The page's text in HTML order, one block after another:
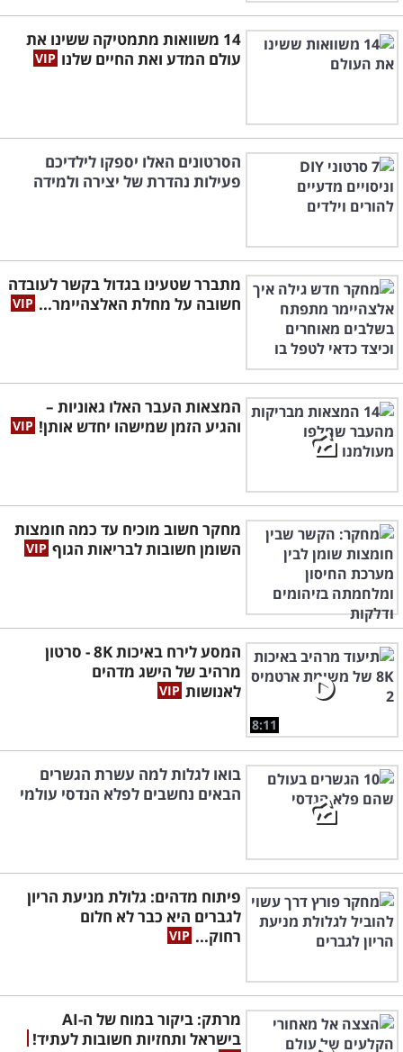
14 משוואות מתמטיקה ששינו את
עולם המדע ואת החיים שלנו
הסרטונים האלו יספקו לילדיכם
פעילות נהדרת של יצירה ולמידה
מתברר שטעינו בגדול בקשר לעובדה
חשובה על מחלת האלצהיימר...
המצאות העבר האלו גאוניות –
והגיע הזמן שמישהו יחדש אותן!
מחקר חשוב מוכיח עד כמה חומצות
השומן חשובות לבריאות הגוף
8:11
המסע לירח באיכות 8K - סרטון
מרהיב של הישג מדהים
לאנושות
בואו לגלות למה עשרת הגשרים
הבאים נחשבים לפלא הנדסי עולמי
פיתוח מדהים: גלולת מניעת הריון
לגברים היא כבר לא חלום
רחוק...
מרתק: ביקור במוח של ה-AI
בישראל ותחזיות חשובות לעתיד!